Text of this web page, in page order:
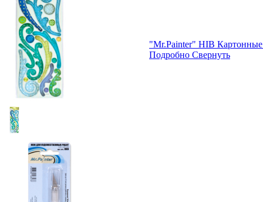
"Mr.Painter" HIB
Подробно Свернуть